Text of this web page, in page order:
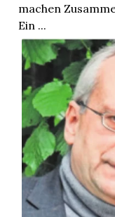
machen
Ein ...